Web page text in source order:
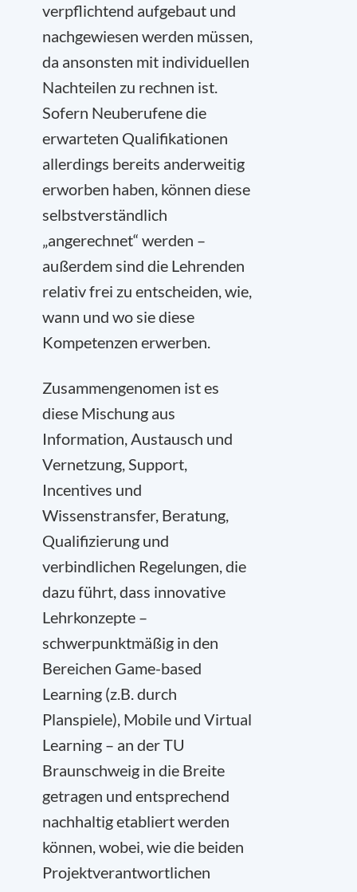
verpflichtend aufgebaut und
nachgewiesen werden müssen,
da ansonsten mit individuellen
Nachteilen zu rechnen ist.
Sofern Neuberufene die
erwarteten Qualifikationen
allerdings bereits anderweitig
erworben haben, können diese
selbstverständlich
„angerechnet“ werden –
außerdem sind die Lehrenden
relativ frei zu entscheiden, wie,
wann und wo sie diese
Kompetenzen erwerben.
Zusammengenomen ist es
diese Mischung aus
Information, Austausch und
Vernetzung, Support,
Incentives und
Wissenstransfer, Beratung,
Qualifizierung und
verbindlichen Regelungen, die
dazu führt, dass innovative
Lehrkonzepte –
schwerpunktmäßig in den
Bereichen Game-based
Learning (z.B. durch
Planspiele), Mobile und Virtual
Learning – an der TU
Braunschweig in die Breite
getragen und entsprechend
nachhaltig etabliert werden
können, wobei, wie die beiden
Projektverantwortlichen